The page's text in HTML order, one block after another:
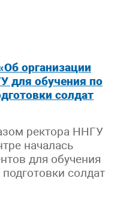
организации
для обучения по
солдат
ректора ННГУ
началась
для обучения
солдат